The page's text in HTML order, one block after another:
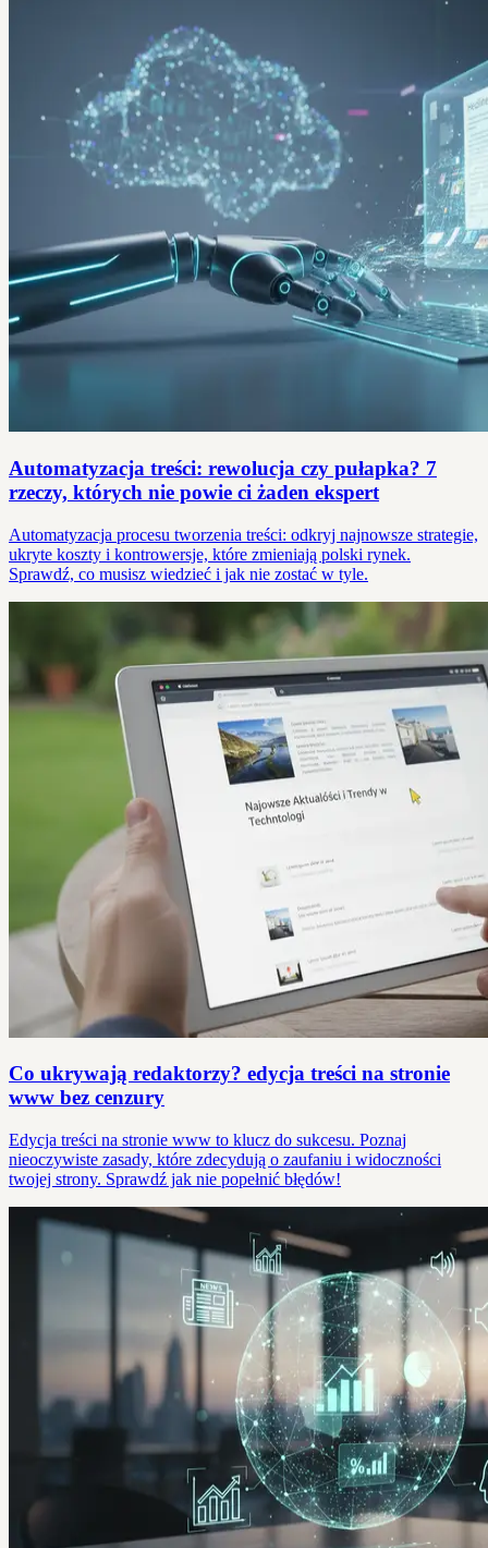
Automatyzacja treści: rewolucja czy pułapka? 7
rzeczy, których nie powie ci żaden ekspert
Automatyzacja procesu tworzenia treści: odkryj najnowsze strategie,
ukryte koszty i kontrowersje, które zmieniają polski rynek.
Sprawdź, co musisz wiedzieć i jak nie zostać w tyle.
Co ukrywają redaktorzy? edycja treści na stronie
www bez cenzury
Edycja treści na stronie www to klucz do sukcesu. Poznaj
nieoczywiste zasady, które zdecydują o zaufaniu i widoczności
twojej strony. Sprawdź jak nie popełnić błędów!